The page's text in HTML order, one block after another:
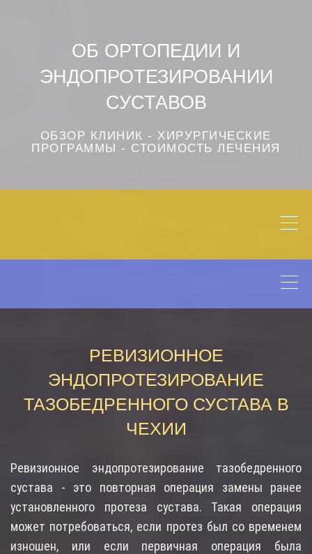
ОБ ОРТОПЕДИИ И
ЭНДОПРОТЕЗИРОВАНИИ
СУСТАВОВ
ОБЗОР КЛИНИК - ХИРУРГИЧЕСКИЕ
ПРОГРАММЫ - СТОИМОСТЬ ЛЕЧЕНИЯ
РЕВИЗИОННОЕ
ЭНДОПРОТЕЗИРОВАНИЕ
ТАЗОБЕДРЕННОГО СУСТАВА В
ЧЕХИИ
Ревизионное эндопротезирование тазобедренного
сустава - это повторная операция замены ранее
установленного протеза сустава. Такая операция
может потребоваться, если протез был со временем
изношен, или если первичная операция была